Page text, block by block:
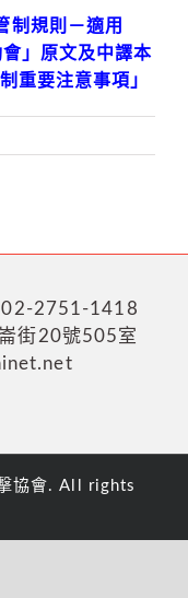
制規則－適用
」原文及中譯本
重要注意事項」
2751-1418
街20號505室
協會. All rights